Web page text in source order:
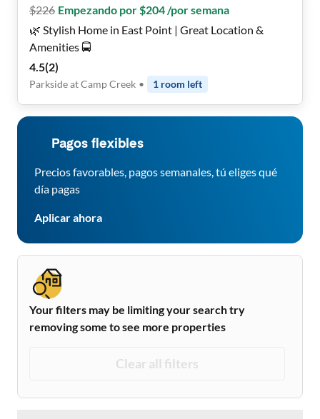
$226 Empezando por $204 /por semana
🌿 Stylish Home in East Point | Great Location &
Amenities 🚍
4.5(2)
Parkside at Camp Creek • 1 room left
Pagos flexibles
Precios favorables, pagos semanales, tú eliges qué
día pagas
Aplicar ahora
Your filters may be limiting your search try
removing some to see more properties
Clear all filters